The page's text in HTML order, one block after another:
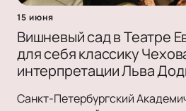
15 июня
Вишневый сад в Театре
для себя классику
интерпретации Льва
Санкт-Петербургский